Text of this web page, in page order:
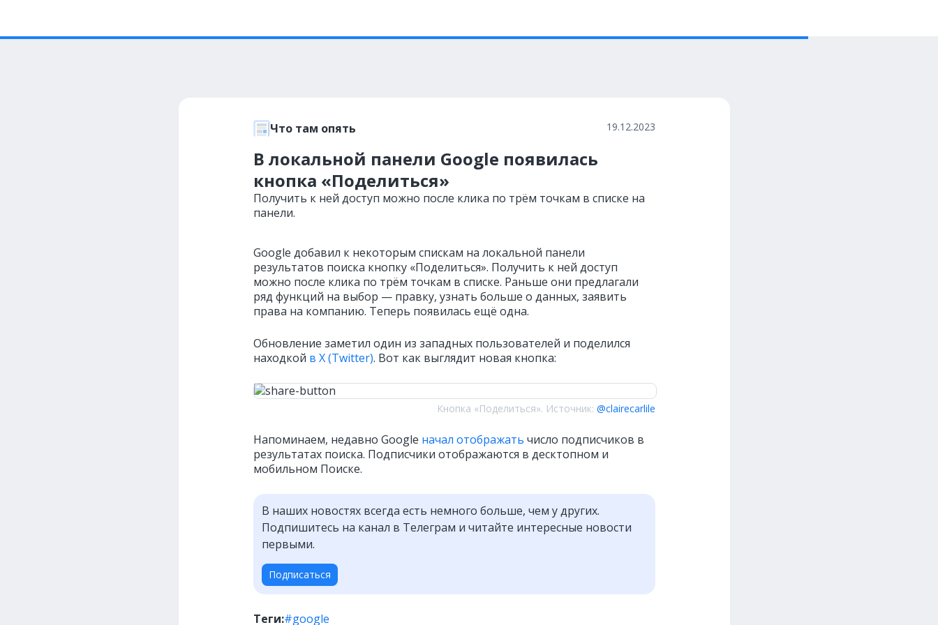
Что там опять 19.12.2023
В локальной панели Google появилась
кнопка «Поделиться»
Получить к ней доступ можно после клика по трём точкам в списке на
панели.
Google добавил к некоторым спискам на локальной панели
результатов поиска кнопку «Поделиться». Получить к ней доступ
можно после клика по трём точкам в списке. Раньше они предлагали
ряд функций на выбор — правку, узнать больше о данных, заявить
права на компанию. Теперь появилась ещё одна.
Обновление заметил один из западных пользователей и поделился
находкой в X (Twitter). Вот как выглядит новая кнопка:
Кнопка «Поделиться». Источник: @clairecarlile
Напоминаем, недавно Google начал отображать число подписчиков в
результатах поиска. Подписчики отображаются в десктопном и
мобильном Поиске.
В наших новостях всегда есть немного больше, чем у других.
Подпишитесь на канал в Телеграм и читайте интересные новости
первыми.
Подписаться
Теги:#google